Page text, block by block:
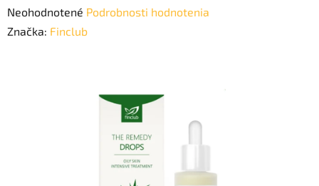
Priemerné
hodnotenie
Neohodnotené Podrobnosti hodnotenia
Značka: Finclub